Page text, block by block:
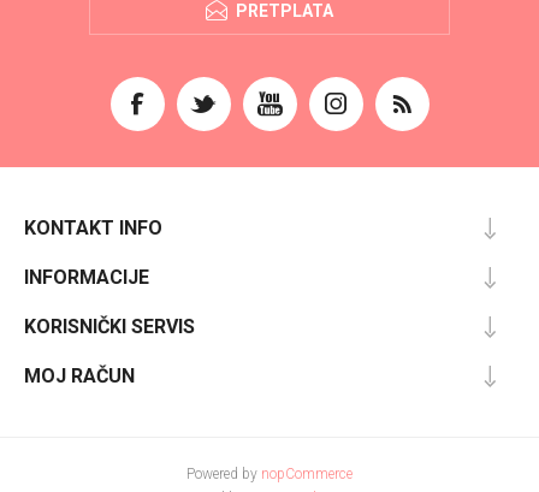
PRETPLATA
KONTAKT INFO
INFORMACIJE
KORISNIČKI SERVIS
MOJ RAČUN
Powered by nopCommerce